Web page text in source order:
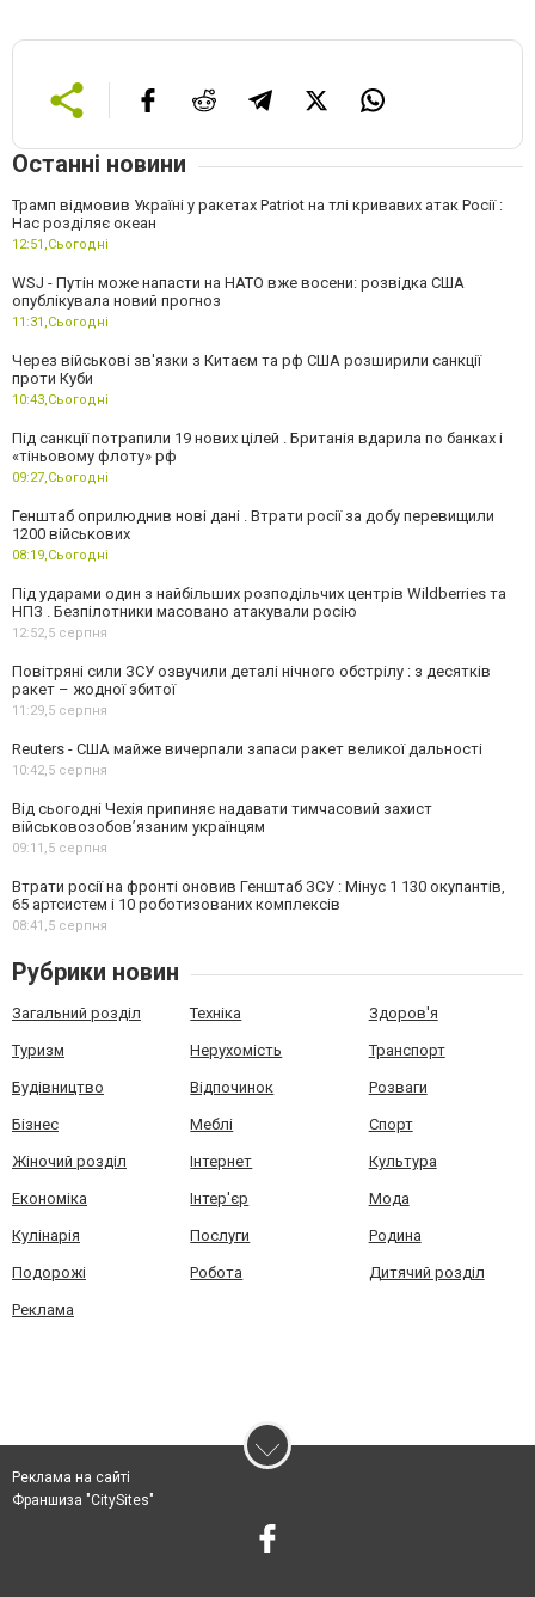
Останні новини
Трамп відмовив Україні у ракетах Patriot на тлі кривавих атак Росії :
Нас розділяє океан
12:51,Сьогодні
WSJ - Путін може напасти на НАТО вже восени: розвідка США
опублікувала новий прогноз
11:31,Сьогодні
Через військові зв'язки з Китаєм та рф США розширили санкції
проти Куби
10:43,Сьогодні
Під санкції потрапили 19 нових цілей . Британія вдарила по банках і
«тіньовому флоту» рф
09:27,Сьогодні
Генштаб оприлюднив нові дані . Втрати росії за добу перевищили
1200 військових
08:19,Сьогодні
Під ударами один з найбільших розподільчих центрів Wildberries та
НПЗ . Безпілотники масовано атакували росію
12:52,5 серпня
Повітряні сили ЗСУ озвучили деталі нічного обстрілу : з десятків
ракет – жодної збитої
11:29,5 серпня
Reuters - США майже вичерпали запаси ракет великої дальності
10:42,5 серпня
Від сьогодні Чехія припиняє надавати тимчасовий захист
військовозобов’язаним українцям
09:11,5 серпня
Втрати росії на фронті оновив Генштаб ЗСУ : Мінус 1 130 окупантів,
65 артсистем і 10 роботизованих комплексів
08:41,5 серпня
Рубрики новин
Загальний розділ Техніка Здоров'я
Туризм Нерухомість Транспорт
Будівництво Відпочинок Розваги
Бізнес Меблі Спорт
Жіночий розділ Інтернет Культура
Економіка Інтер'єр Мода
Кулінарія Послуги Родина
Подорожі Робота Дитячий розділ
Реклама
Реклама на сайті
Франшиза "CitySites"